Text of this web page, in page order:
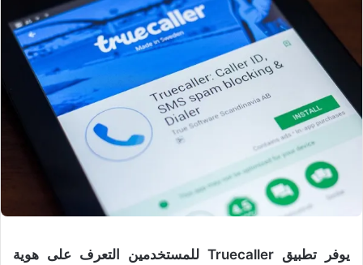
يوفر تطبيق Truecaller للمستخدمين التعرف على هوية